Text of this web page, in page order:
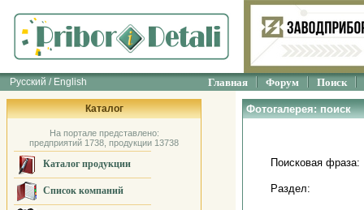
Русский / English Главная Форум Поиск
Каталог
На портале представлено:
предприятий 1738, продукции 13738
Каталог продукции
Список компаний
Фотогалерея: поиск
Поисковая фраза:
Раздел: